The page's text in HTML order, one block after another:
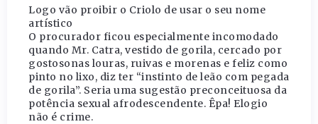
Logo vão proibir o Criolo de usar o seu nome
artístico
O procurador ficou especialmente incomodado
quando Mr. Catra, vestido de gorila, cercado por
gostosonas louras, ruivas e morenas e feliz como
pinto no lixo, diz ter “instinto de leão com pegada
de gorila”. Seria uma sugestão preconceituosa da
potência sexual afrodescendente. Êpa! Elogio
não é crime.